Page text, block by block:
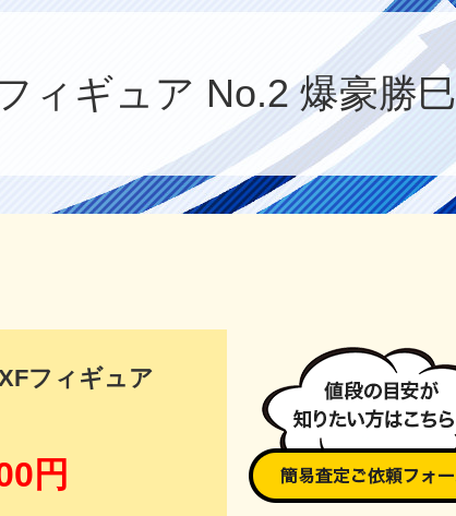
ィギュア No.2 爆豪勝巳
フィギュア
円